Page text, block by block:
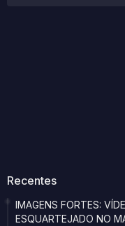
Recentes
IMAGENS FORTES:
ESQUARTEJADO NO